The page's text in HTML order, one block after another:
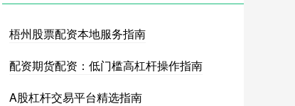
梧州股票配资本地服务指南
配资期货配资：低门槛高杠杆操作指南
A股杠杆交易平台精选指南